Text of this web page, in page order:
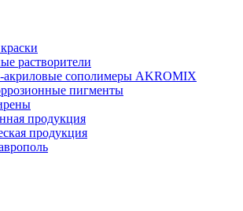
растворители
акриловые сополимеры AKROMIX
пигменты
продукция
продукция